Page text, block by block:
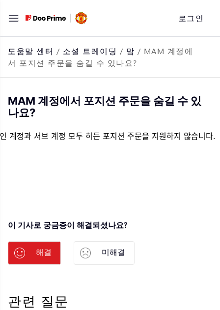
자
로
바
로
가
기
로그인
도움말 센터 / 소셜 트레이딩 / 맘 / MAM 계정에
서 포지션 주문을 숨길 수 있나요?
MAM 계정에서 포지션 주문을 숨길 수 있
나요?
계정과 서브 계정 모두 히든 포지션 주문을 지원하지 않습니다.
이 기사로 궁금증이 해결되셨나요?
해결 미해결
관련 질문